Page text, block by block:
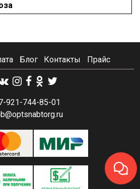
Блог Контакты Прайс
921-744-85-01